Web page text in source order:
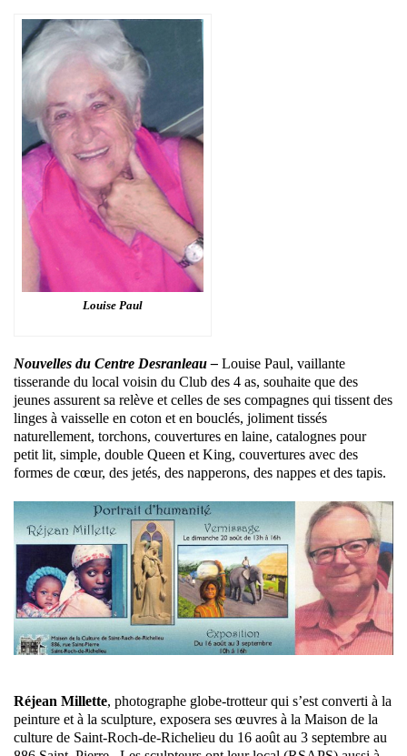
Louise Paul
Nouvelles du Centre Desranleau – Louise Paul, vaillante
tisserande du local voisin du Club des 4 as, souhaite que des
jeunes assurent sa relève et celles de ses compagnes qui tissent des
linges à vaisselle en coton et en bouclés, joliment tissés
naturellement, torchons, couvertures en laine, catalognes pour
petit lit, simple, double Queen et King, couvertures avec des
formes de cœur, des jetés, des napperons, des nappes et des tapis.
Réjean Millette, photographe globe-trotteur qui s’est converti à la
peinture et à la sculpture, exposera ses œuvres à la Maison de la
culture de Saint-Roch-de-Richelieu du 16 août au 3 septembre au